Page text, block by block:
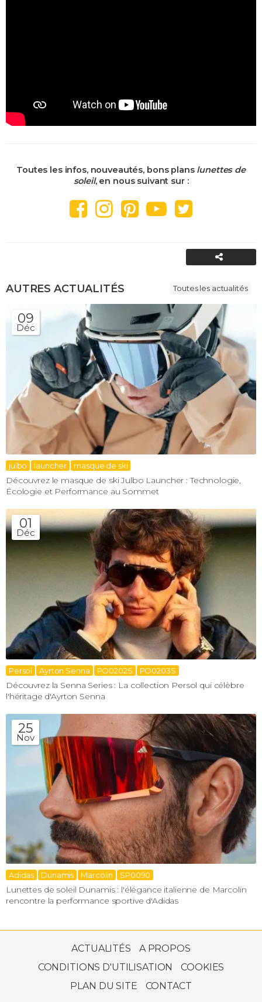
Toutes les infos, nouveautés, bons plans lunettes de
soleil, en nous suivant sur :
AUTRES ACTUALITÉS Toutes les actualités
09
Déc
julbo launcher masque de ski
Découvrez le masque de ski Julbo Launcher : Technologie,
Écologie et Performance au Sommet
01
Déc
Persol Ayrton Senna PO0202S PO0203S
Découvrez la Senna Series : La collection Persol qui célèbre
l'héritage d'Ayrton Senna
25
Nov
Adidas Dunamis Marcolin SP0090
Lunettes de soleil Dunamis : l'élégance italienne de Marcolin
rencontre la performance sportive d'Adidas
ACTUALITÉS
A PROPOS
CONDITIONS D'UTILISATION
COOKIES
PLAN DU SITE
CONTACT